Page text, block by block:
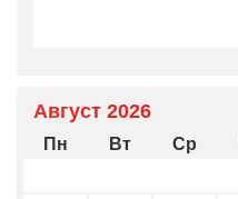
Август 2026
Пн Вт Ср